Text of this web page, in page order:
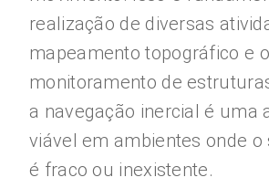
realização de diversas
mapeamento topográfico e o
monitoramento de
a navegação inercial é uma
viável em ambientes onde o
é fraco ou inexistente.